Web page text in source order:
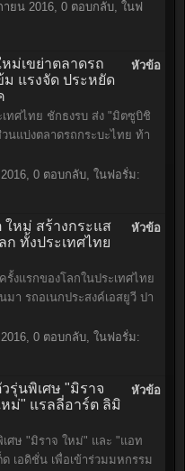
ยน 2016, 0 ตอบกลับ, ในฟ
หัวข้อ
ม่เขย่าตลาดรถ
แรงจัด ประหยัด
ทศไทย ชักธงรบ ส่ง "มิตซูบิชิ
นแบ่งตลาดรถกระบะไทย ท้า
, 0 ตอบกลับ, ในฟอรั่ม:
หัวข้อ
ใหม่ สร้างกระแส
ทั้งประเทศไทย
รั้งแรกของโลกในประเทศไทย
า รถอเนกประสงค์เอสยูวี ปา
, 0 ตอบกลับ, ในฟอรั่ม:
หัวข้อ
รุ่นพิเศษ "มิราจ
ม่" แรลลี่อาร์ต ลิมิ
ศษ "มิราจ ใหม่" และ "แอท
เอดิชั่น เพื่อเข้าร่วมมหกรรม